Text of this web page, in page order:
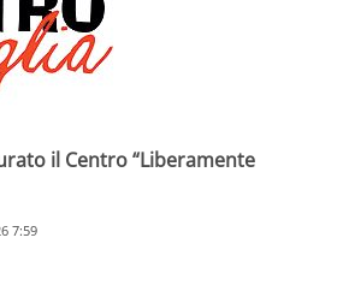
il Centro “Liberamente
7:59